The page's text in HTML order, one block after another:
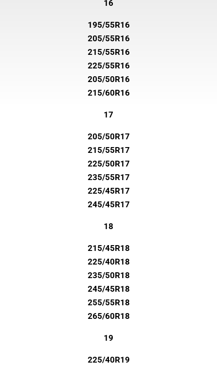
16
195/55R16
205/55R16
215/55R16
225/55R16
205/50R16
215/60R16
17
205/50R17
215/55R17
225/50R17
235/55R17
225/45R17
245/45R17
18
215/45R18
225/40R18
235/50R18
245/45R18
255/55R18
265/60R18
19
225/40R19